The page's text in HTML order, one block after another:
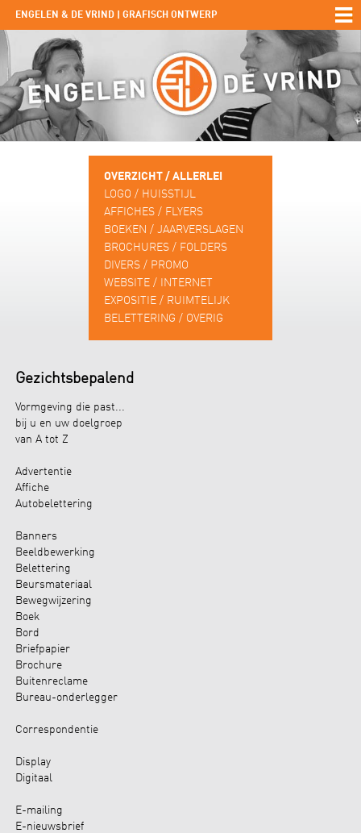
ENGELEN & DE VRIND | GRAFISCH ONTWERP
OVERZICHT / ALLERLEI
LOGO / HUISSTIJL
AFFICHES / FLYERS
BOEKEN / JAARVERSLAGEN
BROCHURES / FOLDERS
DIVERS / PROMO
WEBSITE / INTERNET
EXPOSITIE / RUIMTELIJK
BELETTERING / OVERIG
Gezichtsbepalend
Vormgeving die past...
bij u en uw doelgroep
van A tot Z
Advertentie
Affiche
Autobelettering
Banners
Beeldbewerking
Belettering
Beursmateriaal
Bewegwijzering
Boek
Bord
Briefpapier
Brochure
Buitenreclame
Bureau-onderlegger
Correspondentie
Display
Digitaal
E-mailing
E-nieuwsbrief